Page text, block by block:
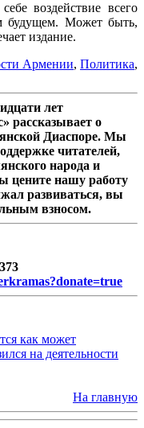
воздействие всего
будущем. Может быть,
издание.
Армении, Политика,
лет
рассказывает о
Диаспоре. Мы
читателей,
народа и
цените нашу работу
развиваться, вы
взносом.
как может
на деятельности
На главную